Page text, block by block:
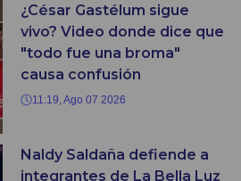
¿César Gastélum sigue
vivo? Video donde dice que
"todo fue una broma"
causa confusión
11:19, Ago 07 2026
Naldy Saldaña defiende a
integrantes de La Bella Luz